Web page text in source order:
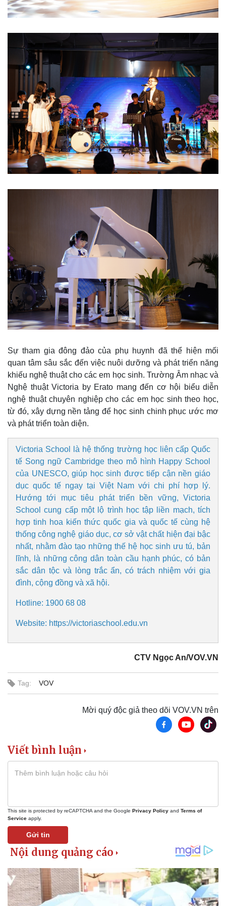
Doanh nghiệp
Thông tin doanh nghiệp
Vì cộng đồng
Công nghệ
Sành điệu
Chuyển đổi số
Sức khỏe
Cây thuốc
Nam khoa
Làm đẹp - giảm cân
Phòng mạch online
Ăn sạch sống khỏe
Sự tham gia đông đảo của phụ huynh đã thể hiện mối
quan tâm sâu sắc đến việc nuôi dưỡng và phát triển năng
khiếu nghệ thuật cho các em học sinh. Trường Âm nhạc và
Nghệ thuật Victoria by Erato mang đến cơ hội biểu diễn
nghệ thuật chuyên nghiệp cho các em học sinh theo học,
từ đó, xây dựng nền tảng để học sinh chinh phục ước mơ
và phát triển toàn diện.
Victoria School là hệ thống trường học liên cấp Quốc
tế Song ngữ Cambridge theo mô hình Happy School
của UNESCO, giúp học sinh được tiếp cận nền giáo
dục quốc tế ngay tại Việt Nam với chi phí hợp lý.
Hướng tới mục tiêu phát triển bền vững, Victoria
School cung cấp một lộ trình học tập liền mạch, tích
hợp tinh hoa kiến thức quốc gia và quốc tế cùng hệ
thống công nghệ giáo dục, cơ sở vật chất hiện đại bậc
nhất, nhằm đào tạo những thế hệ học sinh ưu tú, bản
lĩnh, là những công dân toàn cầu hạnh phúc, có bản
sắc dân tộc và lòng trắc ẩn, có trách nhiệm với gia
đình, cộng đồng và xã hội.
Hotline: 1900 68 08
Website: https://victoriaschool.edu.vn
CTV Ngọc An/VOV.VN
Tag: VOV
Mời quý độc giả theo dõi VOV.VN trên
Viết bình luận
This site is protected by reCAPTCHA and the Google Privacy Policy and Terms of
Service apply.
Gửi tin